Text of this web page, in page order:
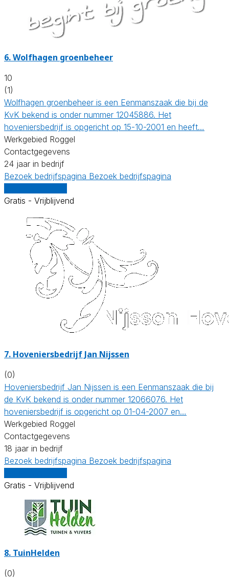
6.Wolfhagen groenbeheer
10
(1)
Wolfhagen groenbeheer is een Eenmanszaak die bij de
KvK bekend is onder nummer 12045886. Het
hoveniersbedrijf is opgericht op 15-10-2001 en heeft…
Werkgebied Roggel
Contactgegevens
24 jaar in bedrijf
Bezoek bedrijfspagina Bezoek bedrijfspagina
Gratis - Vrijblijvend
7. Hoveniersbedrijf Jan Nijssen
(0)
Hoveniersbedrijf Jan Nijssen is een Eenmanszaak die bij
de KvK bekend is onder nummer 12066076. Het
hoveniersbedrijf is opgericht op 01-04-2007 en…
Werkgebied Roggel
Contactgegevens
18 jaar in bedrijf
Bezoek bedrijfspagina Bezoek bedrijfspagina
Gratis - Vrijblijvend
8. TuinHelden
(0)